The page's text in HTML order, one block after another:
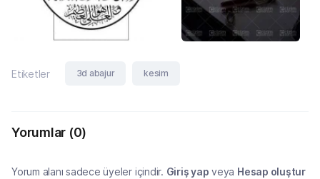
Etiketler 3d abajur kesim
Yorumlar (0)
Yorum alanı sadece üyeler içindir. Giriş yap veya Hesap oluştur